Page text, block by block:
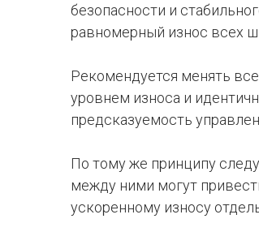
безопасности и
равномерный износ всех
Рекомендуется менять
уровнем износа и
предсказуемость
По тому же принципу
между ними могут
ускоренному износу